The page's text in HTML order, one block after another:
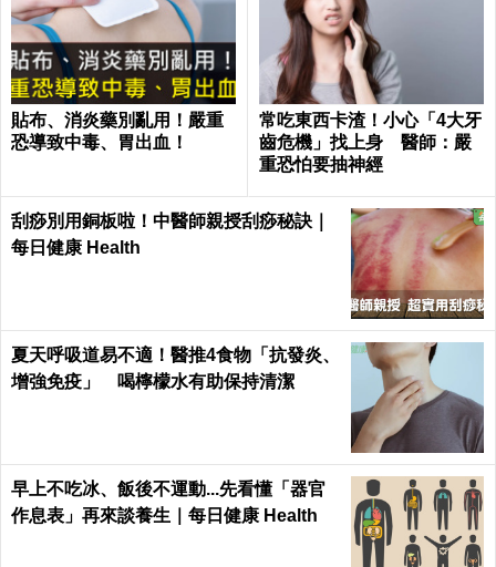
貼布、消炎藥別亂用！嚴重
恐導致中毒、胃出血！
常吃東西卡渣！小心「4大牙
齒危機」找上身 醫師：嚴
重恐怕要抽神經
刮痧別用銅板啦！中醫師親授刮痧秘訣｜
每日健康 Health
夏天呼吸道易不適！醫推4食物「抗發炎、
增強免疫」 喝檸檬水有助保持清潔
早上不吃冰、飯後不運動...先看懂「器官
作息表」再來談養生｜每日健康 Health